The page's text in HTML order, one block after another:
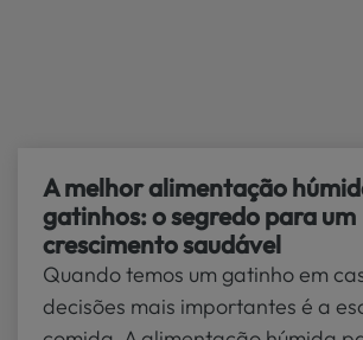
A melhor alimentação húmida para
gatinhos: o segredo para um
crescimento saudável
Quando temos um gatinho em
decisões mais importantes é a